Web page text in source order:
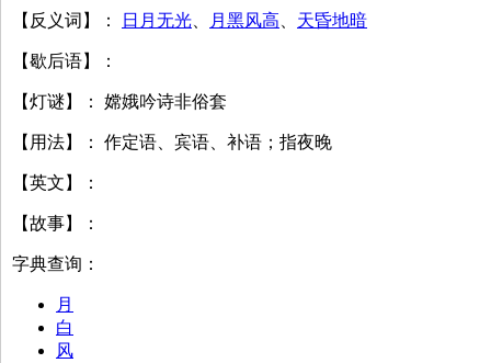
【反义词】： 日月无光 月黑风高 天昏地暗
【歇后语】：
【灯谜】： 嫦娥吟诗非俗套
【用法】： 作定语、宾语、补语；指夜晚
【英文】：
【故事】：
字典查询：
月
白
风